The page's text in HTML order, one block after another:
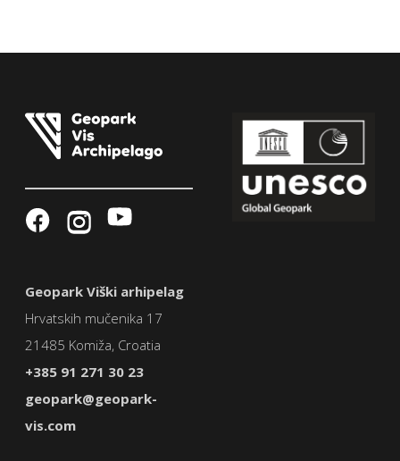
Geopark Viški arhipelag
Hrvatskih mučenika 17
21485 Komiža, Croatia
+385 91 271 30 23
geopark@geopark-
vis.com